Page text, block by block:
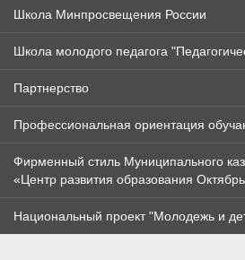
Школа Минпросвещения России
Школа молодого педагога
Партнерство
Профессиональная ориентация
Фирменный стиль Муниципального
«Центр развития образования
Национальный проект "Молодежь и